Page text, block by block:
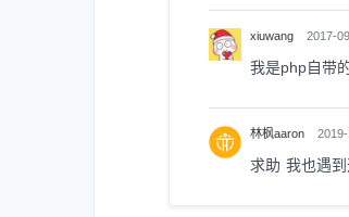
xiuwang 2017-
我是php自带
林枫aaron
求助 我也遇